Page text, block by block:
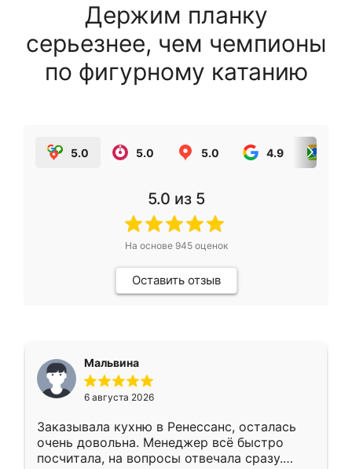
Держим планку
серьезнее, чем чемпионы
по фигурному катанию
5.0 5.0 5.0 4.9
5.0 из 5
На основе 945оценок
Оставить отзыв
Мальвина
6 августа 2026
Заказывала кухню в Ренессанс, осталась
очень довольна. Менеджер всё быстро
посчитала, на вопросы отвечала сразу.